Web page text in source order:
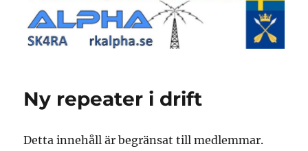
Ny repeater i drift
Detta innehåll är begränsat till medlemmar.